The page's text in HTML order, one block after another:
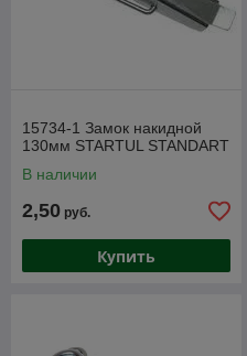
15734-1 Замок накидной
130мм STARTUL STANDART
В наличии
2,50 руб.
Купить